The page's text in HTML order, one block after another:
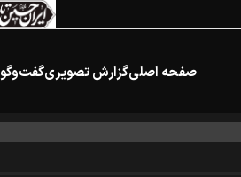
صفحه اصلیگزارش تصویریگفت‌وگو